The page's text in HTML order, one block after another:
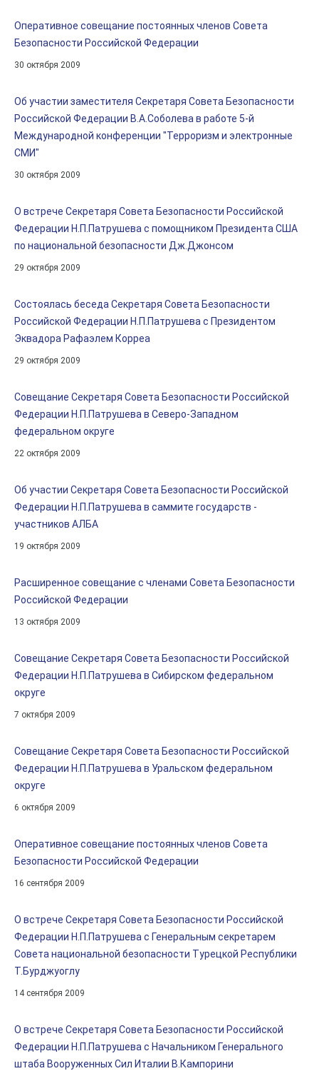
Оперативное совещание постоянных членов Совета
Безопасности Российской Федерации
30 октября 2009
Об участии заместителя Секретаря Совета Безопасности
Российской Федерации В.А.Соболева в работе 5-й
Международной конференции "Терроризм и электронные
СМИ"
30 октября 2009
О встрече Секретаря Совета Безопасности Российской
Федерации Н.П.Патрушева с помощником Президента США
по национальной безопасности Дж.Джонсом
29 октября 2009
Состоялась беседа Секретаря Совета Безопасности
Российской Федерации Н.П.Патрушева с Президентом
Эквадора Рафаэлем Корреа
29 октября 2009
Совещание Секретаря Совета Безопасности Российской
Федерации Н.П.Патрушева в Северо-Западном
федеральном округе
22 октября 2009
Об участии Секретаря Совета Безопасности Российской
Федерации Н.П.Патрушева в саммите государств -
участников АЛБА
19 октября 2009
Расширенное совещание с членами Совета Безопасности
Российской Федерации
13 октября 2009
Совещание Секретаря Совета Безопасности Российской
Федерации Н.П.Патрушева в Сибирском федеральном
округе
7 октября 2009
Совещание Секретаря Совета Безопасности Российской
Федерации Н.П.Патрушева в Уральском федеральном
округе
6 октября 2009
Оперативное совещание постоянных членов Совета
Безопасности Российской Федерации
16 сентября 2009
О встрече Секретаря Совета Безопасности Российской
Федерации Н.П.Патрушева с Генеральным секретарем
Совета национальной безопасности Турецкой Республики
Т.Бурджуоглу
14 сентября 2009
О встрече Секретаря Совета Безопасности Российской
Федерации Н.П.Патрушева с Начальником Генерального
штаба Вооруженных Сил Италии В.Кампорини